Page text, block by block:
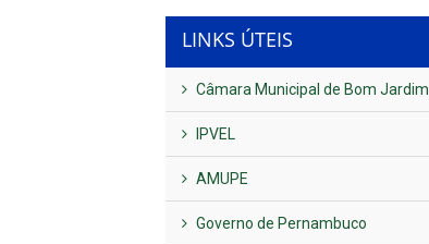
LINKS ÚTEIS
Câmara Municipal de Bom Jardim
IPVEL
AMUPE
Governo de Pernambuco